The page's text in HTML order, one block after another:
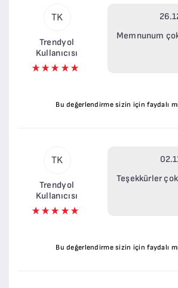
TK
Trendyol
Kullanıcısı
Memnunum
Bu değerlendirme sizin için faydalı
TK
Trendyol
Kullanıcısı
Teşekkürler
Bu değerlendirme sizin için faydalı